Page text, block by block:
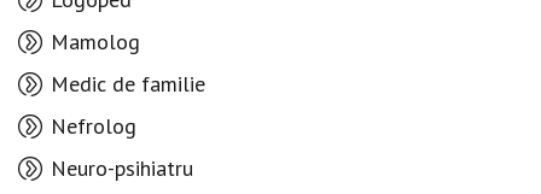
Mamolog
Medic de familie
Nefrolog
Neuro-psihiatru